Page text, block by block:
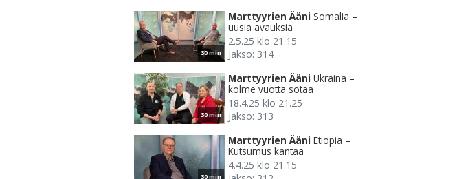
30 min
Marttyyrien Ääni Somalia –
uusia avauksia
2.5.25 klo 21.15
Jakso: 314
30 min
Marttyyrien Ääni Ukraina –
kolme vuotta sotaa
18.4.25 klo 21.25
Jakso: 313
30 min
Marttyyrien Ääni Etiopia –
Kutsumus kantaa
4.4.25 klo 21.15